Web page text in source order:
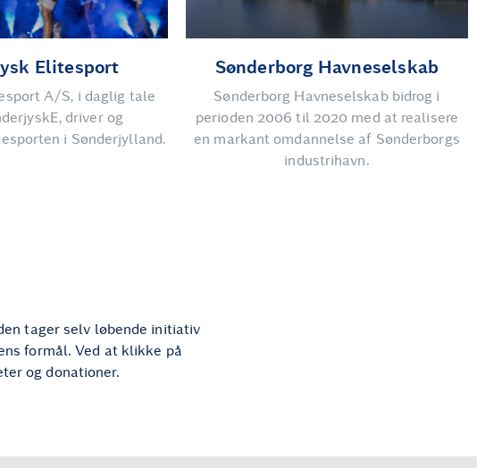
Elitesport
A/S, i daglig tale
driver og
i Sønderjylland.
Sønderborg Havneselskab
Sønderborg Havneselskab bidrog i
perioden 2006 til 2020 med at realisere
en markant omdannelse af Sønderborgs
industrihavn.
tager selv løbende initiativ
formål. Ved at klikke på
og donationer.